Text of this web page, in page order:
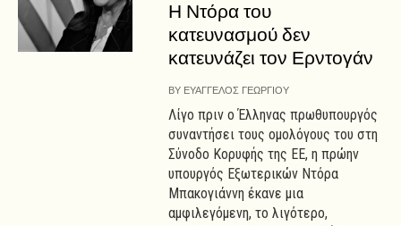
Η Ντόρα του
κατευνασμού δεν
κατευνάζει τον Ερντογάν
BY ΕΥΑΓΓΕΛΟΣ ΓΕΩΡΓΙΟΥ
Λίγο πριν ο Έλληνας πρωθυπουργός
συναντήσει τους ομολόγους του στη
Σύνοδο Κορυφής της ΕΕ, η πρώην
υπουργός Εξωτερικών Ντόρα
Μπακογιάννη έκανε μια
αμφιλεγόμενη, το λιγότερο,